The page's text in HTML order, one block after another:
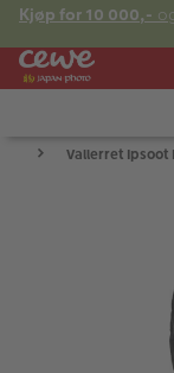
Kjøp for 10 000,-
KAMERAVallerret Ipsoot